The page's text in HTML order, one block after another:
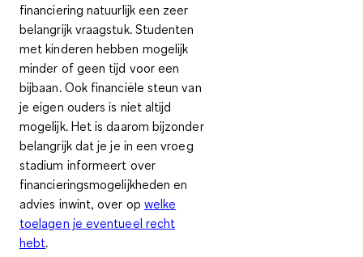
financiering natuurlijk een zeer
belangrijk vraagstuk. Studenten
met kinderen hebben mogelijk
minder of geen tijd voor een
bijbaan. Ook financiële steun van
je eigen ouders is niet altijd
mogelijk. Het is daarom bijzonder
belangrijk dat je je in een vroeg
stadium informeert over
financieringsmogelijkheden en
advies inwint, over op welke
toelagen je eventueel recht
hebt.